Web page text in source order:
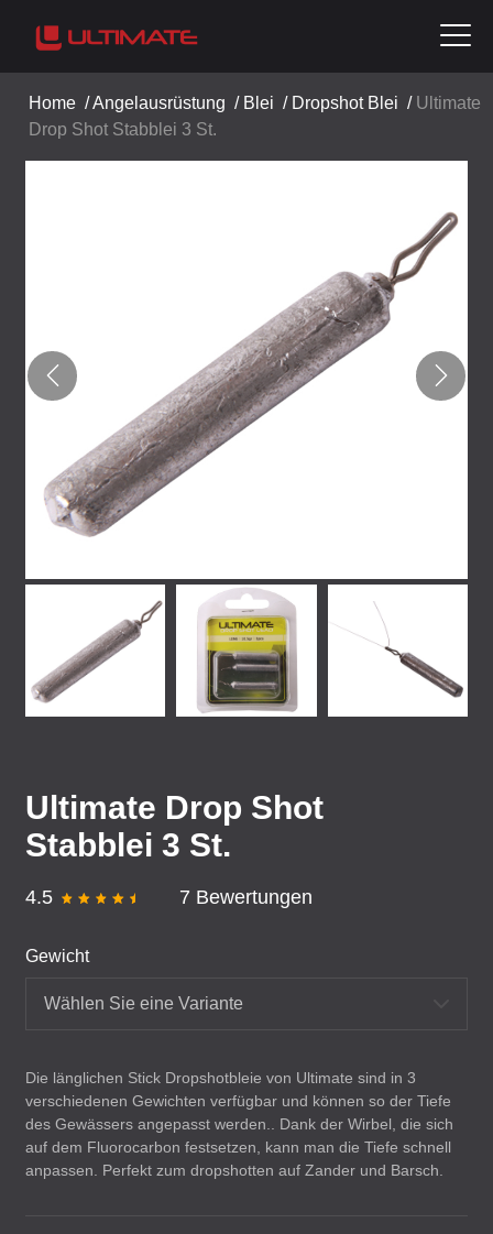
Home /Angelausrüstung / Blei / Dropshot Blei / Ultimate
Drop Shot Stabblei 3 St.
Ultimate Drop Shot
Stabblei 3 St.
4.5 7 Bewertungen
Gewicht
Wählen Sie eine Variante
Die länglichen Stick Dropshotbleie von Ultimate sind in 3
verschiedenen Gewichten verfügbar und können so der Tiefe
des Gewässers angepasst werden.. Dank der Wirbel, die sich
auf dem Fluorocarbon festsetzen, kann man die Tiefe schnell
anpassen. Perfekt zum dropshotten auf Zander und Barsch.